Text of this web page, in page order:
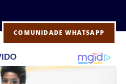
COMUNIDADE WHATSAPP